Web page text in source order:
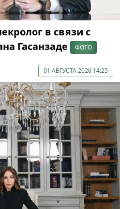
в связи с
Гасанзаде
ФОТО
01 АВГУСТА 2026 14:25